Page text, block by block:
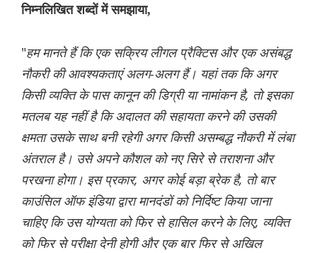
निम्नलिखित शब्दों में समझाया,
"हम मानते हैं कि एक सक्रिय लीगल प्रैक्टिस और एक असंबद्ध
नौकरी की आवश्यकताएं अलग-अलग हैं। यहां तक कि अगर
किसी व्यक्ति के पास कानून की डिग्री या नामांकन है, तो इसका
मतलब यह नहीं है कि अदालत की सहायता करने की उसकी
क्षमता उसके साथ बनी रहेगी अगर किसी असम्बद्ध नौकरी में लंबा
अंतराल है। उसे अपने कौशल को नए सिरे से तराशना और
परखना होगा। इस प्रकार, अगर कोई बड़ा ब्रेक है, तो बार
काउंसिल ऑफ इंडिया द्वारा मानदंडों को निर्दिष्ट किया जाना
चाहिए कि उस योग्यता को फिर से हासिल करने के लिए, व्यक्ति
को फिर से परीक्षा देनी होगी और एक बार फिर से अखिल